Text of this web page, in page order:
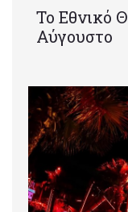
Το Εθνικό
Αύγουστο